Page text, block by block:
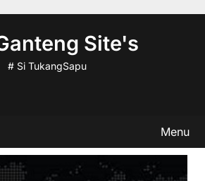
Site's
# Si TukangSapu
Menu